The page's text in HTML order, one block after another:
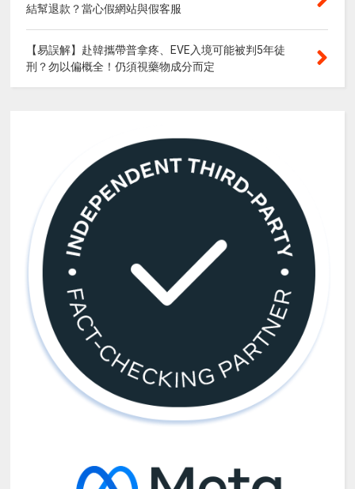
結幫退款？當心假網站與假客服
【易誤解】赴韓攜帶普拿疼、EVE入境可能被判5年徒
刑？勿以偏概全！仍須視藥物成分而定